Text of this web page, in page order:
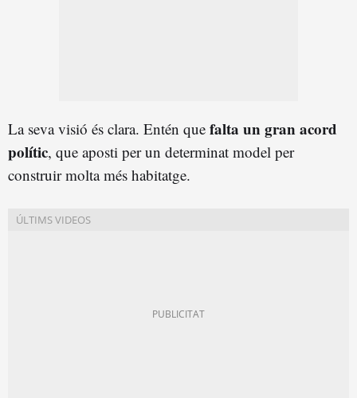
La seva visió és clara. Entén que falta un gran acord
polític, que aposti per un determinat model per
construir molta més habitatge.